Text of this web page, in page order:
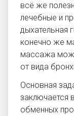
всё же
лечебные и
дыхательная
конечно же
массажа
от вида
Основная
заключается
обменных